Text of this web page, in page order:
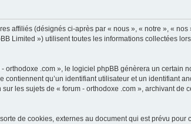
affiliés (désignés ci-après par « nous », « notre », « nos
Limited ») utilisent toutes les informations collectées
.com », le logiciel phpBB génèrera un certain
qu’un identifiant utilisateur et un identifiant
les sujets de « forum - orthodoxe .com », archivant de
de cookies, externes au document qui est prévu